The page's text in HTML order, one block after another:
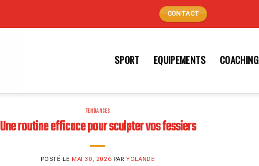
CONTACT
SPORT EQUIPEMENTS COACHING
TENDANCES
Une routine efficace pour sculpter vos fessiers
POSTÉ LEMAI 30, 2026 PARYOLANDE